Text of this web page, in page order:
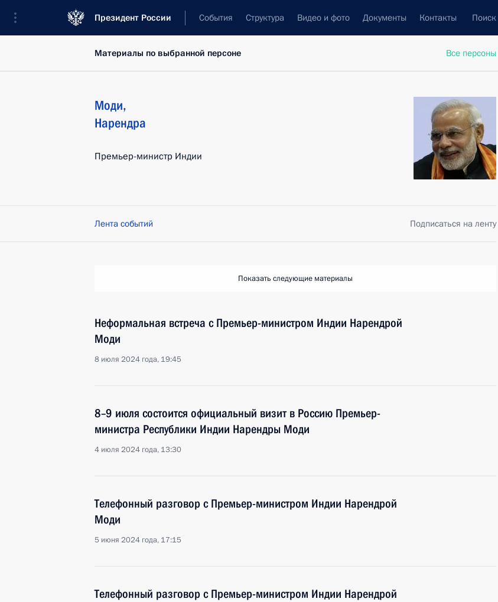
Президент России События Структура Видео и фото Документы Контакты Поиск
Все персоны
Материалы по выбранной персоне
Моди,
Нарендра
Премьер-министр Индии
Лента событий Подписаться на ленту
Показать следующие материалы
Неформальная встреча с Премьер-министром Индии Нарендрой
Моди
8 июля 2024 года, 19:45
8–9 июля состоится официальный визит в Россию Премьер-
министра Республики Индии Нарендры Моди
4 июля 2024 года, 13:30
Телефонный разговор с Премьер-министром Индии Нарендрой
Моди
5 июня 2024 года, 17:15
Телефонный разговор с Премьер-министром Индии Нарендрой